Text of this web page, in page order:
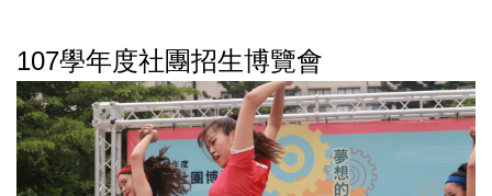
107學年度社團招生博覽會